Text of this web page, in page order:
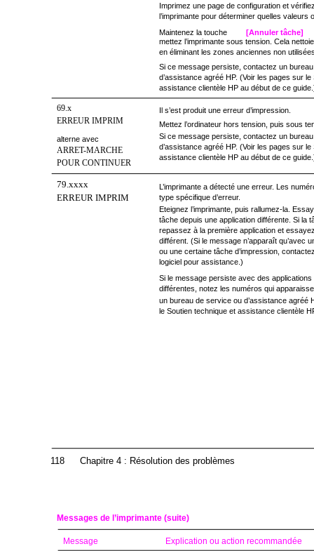
118 Chapitre 4 : Résolution des problèmes
Imprimez une page de configuration et
l’imprimante pour déterminer quelles valeurs
Maintenez la touche
[Annuler tâche]
mettez l’imprimante sous tension. Cela
en éliminant les zones anciennes non
Si ce message persiste, contactez un
d’assistance agréé HP. (Voir les pages sur
assistance clientèle HP au début de ce
69.x
ERREUR IMPRIM
alterne avec
ARRET-MARCHE
POUR CONTINUER
Il s’est produit une erreur d’impression.
Mettez l’ordinateur hors tension, puis sous
Si ce message persiste, contactez un
d’assistance agréé HP. (Voir les pages sur
assistance clientèle HP au début de ce
79.xxxx
ERREUR IMPRIM
L’imprimante a détecté une erreur. Les
type spécifique d’erreur.
Eteignez l’imprimante, puis rallumez-la.
tâche depuis une application différente. Si la
repassez à la première application et
différent. (Si le message n’apparaît qu’avec
ou une certaine tâche d’impression,
logiciel pour assistance.)
Si le message persiste avec des applications
différentes, notez les numéros qui
un bureau de service ou d’assistance agréé
le Soutien technique et assistance clientèle
Messages de l’imprimante (suite)
Message Explication ou action recommandée